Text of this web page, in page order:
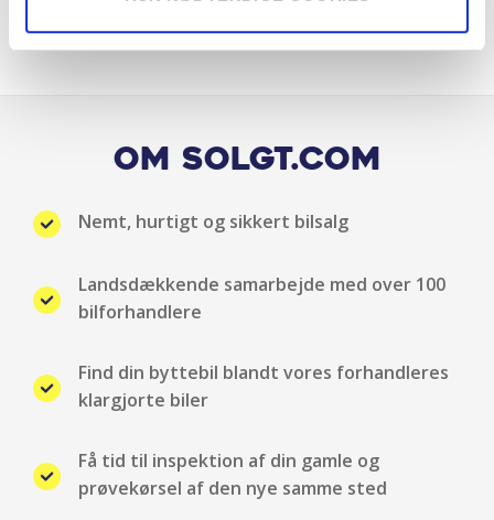
Servo
Om Solgt.com
Nemt, hurtigt og sikkert bilsalg
Landsdækkende samarbejde med over 100
bilforhandlere
Find din byttebil blandt vores forhandleres
klargjorte biler
Få tid til inspektion af din gamle og
prøvekørsel af den nye samme sted